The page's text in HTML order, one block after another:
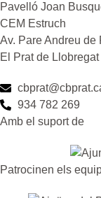
Pavelló Joan
CEM Estruch
Av. Pare Andreu de
El Prat de
934 782 269
Amb el suport de
Patrocinen els